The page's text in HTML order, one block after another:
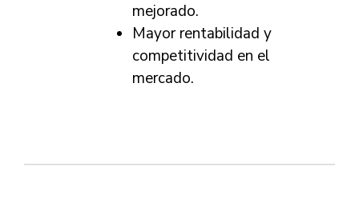
mejorado.
Mayor rentabilidad y
competitividad en el
mercado.